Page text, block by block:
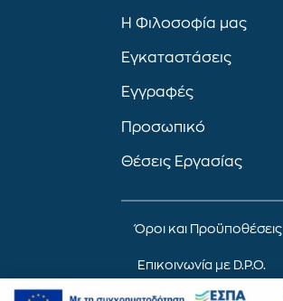
Η Φιλοσοφία μας
Εγκαταστάσεις
Εγγραφές
Προσωπικό
Θέσεις Εργασίας
Όροι και Προϋποθέσεις
Επικοινωνία με D.P.O.